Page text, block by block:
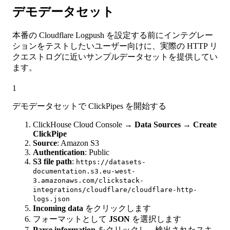
デモデータセット
本番の Cloudflare Logpush を設定する前にインテグレー
ションをテストしたいユーザー向けに、実際の HTTP リ
クエストログに近いサンプルデータセットを提供してい
ます。
1
デモデータセットで ClickPipes を開始する
ClickHouse Cloud Console → Data Sources → Create
ClickPipe
Source: Amazon S3
Authentication: Public
S3 file path: https://datasets-
documentation.s3.eu-west-
3.amazonaws.com/clickstack-
integrations/cloudflare/cloudflare-http-
logs.json
Incoming data をクリックします
フォーマットとして JSON を選択します